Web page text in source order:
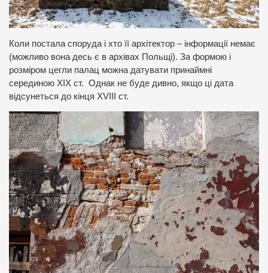
Коли постала споруда і хто її архітектор – інформації немає
(можливо вона десь є в архівах Польщі). За формою і
розміром цегли палац можна датувати принаймні
серединою ХІХ ст. Однак не буде дивно, якщо ці дата
відсунеться до кінця XVIII ст.